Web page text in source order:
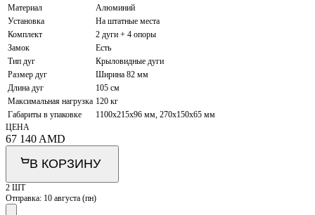
Материал
Алюминий
Установка
На штатные места
Комплект
2 дуги + 4 опоры
Замок
Есть
Тип дуг
Крыловидные дуги
Размер дуг
Ширина 82 мм
Длина дуг
105 см
Максимальная нагрузка 120 кг
Габариты в упаковке
1100х215х96 мм, 270х150х65 мм
ЦЕНА
67 140 AMD
В КОРЗИНУ
2 ШТ
Отправка: 10 августа (пн)